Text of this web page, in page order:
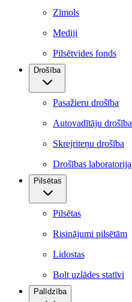
Zīmols
Mediji
Pilsētvides fonds
Drošība
Pasažieru drošība
Autovadītāju drošība
Skrejriteņu drošība
Drošības laboratorija
Pilsētas
Pilsētas
Risinājumi pilsētām
Lidostas
Bolt uzlādes statīvi
Palīdzība